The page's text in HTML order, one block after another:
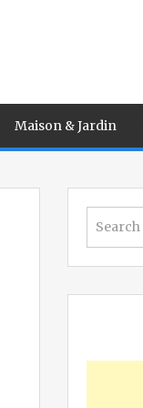
Maison & Jardin
for: